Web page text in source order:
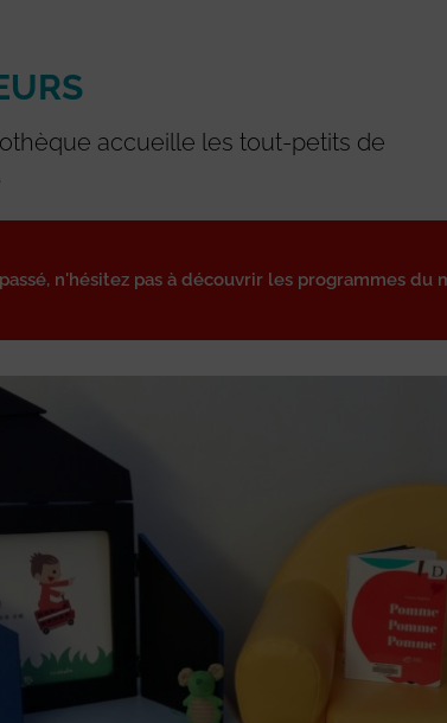
accueille les tout-petits de
n'hésitez pas à découvrir les programmes du